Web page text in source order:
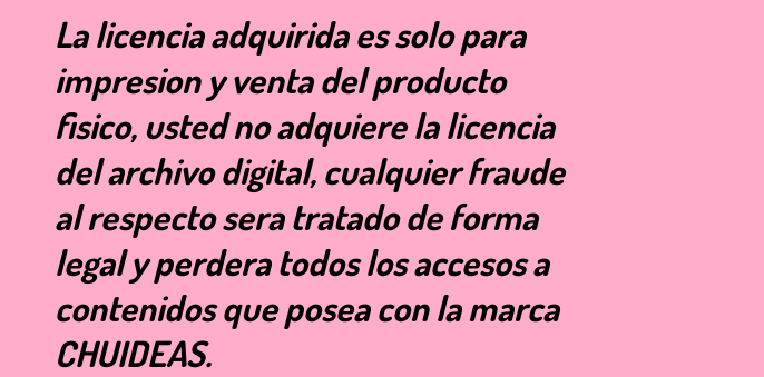
La licencia adquirida es solo para
impresion y venta del producto
fisico, usted no adquiere la licencia
del archivo digital, cualquier fraude
al respecto sera tratado de forma
legal y perdera todos los accesos a
contenidos que posea con la marca
CHUIDEAS.